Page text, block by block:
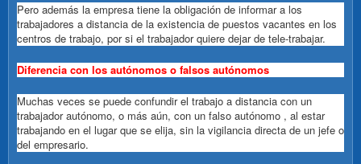
Pero además la empresa tiene la obligación de informar a los
trabajadores a distancia de la existencia de puestos vacantes en los
centros de trabajo, por si el trabajador quiere dejar de tele-trabajar.
Diferencia con los autónomos o falsos autónomos
Muchas veces se puede confundir el trabajo a distancia con un
trabajador autónomo, o más aún, con un falso autónomo , al estar
trabajando en el lugar que se elija, sin la vigilancia directa de un jefe o
del empresario.